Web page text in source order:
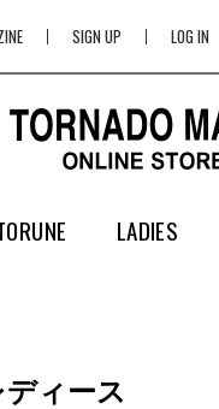
SIGN UP LOG IN
LADIES
ィース